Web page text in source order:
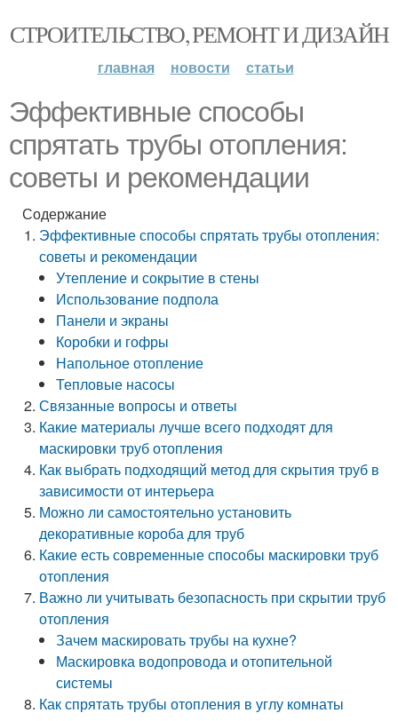
СТРОИТЕЛЬСТВО, РЕМОНТ И ДИЗАЙН
главная новости статьи
Эффективные способы
спрятать трубы отопления:
советы и рекомендации
Содержание
Эффективные способы спрятать трубы отопления:
советы и рекомендации
Утепление и сокрытие в стены
Использование подпола
Панели и экраны
Коробки и гофры
Напольное отопление
Тепловые насосы
Связанные вопросы и ответы
Какие материалы лучше всего подходят для
маскировки труб отопления
Как выбрать подходящий метод для скрытия труб в
зависимости от интерьера
Можно ли самостоятельно установить
декоративные короба для труб
Какие есть современные способы маскировки труб
отопления
Важно ли учитывать безопасность при скрытии труб
отопления
Зачем маскировать трубы на кухне?
Маскировка водопровода и отопительной
системы
Как спрятать трубы отопления в углу комнаты